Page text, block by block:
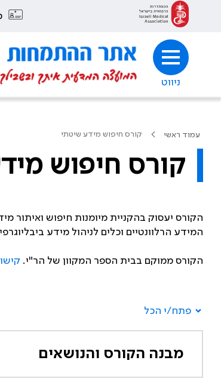
ניווט
עמוד ראשי קורס חיפוש מידע שיטתי
קורס חיפוש
הקורס יעסוק בהקניית מיומנות חיפוש ואיתור
המידע הרלוונטיים וכלים לניהול מידע
הקורס ממוקם בבית הספר המקוון של הר"י.
פתח/י הכל
מבנה הקורס והנושאים